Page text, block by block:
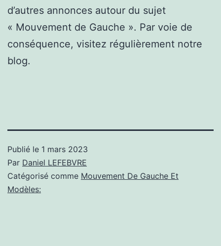
d’autres annonces autour du sujet
« Mouvement de Gauche ». Par voie de
conséquence, visitez régulièrement notre
blog.
Publié le 1 mars 2023
Par Daniel LEFEBVRE
Catégorisé comme Mouvement De Gauche Et
Modèles: